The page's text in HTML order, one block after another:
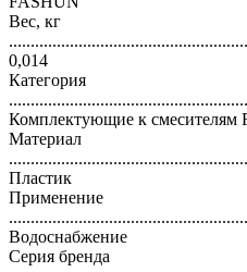
Вес, кг
0,014
Категория
Комплектующие к смесителям
Материал
Пластик
Применение
Водоснабжение
Серия бренда